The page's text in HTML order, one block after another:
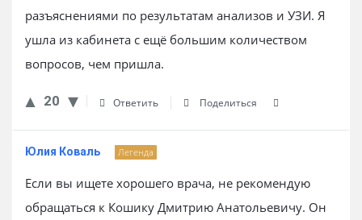
разъяснениями по результатам анализов и УЗИ. Я
ушла из кабинета с ещё большим количеством
вопросов, чем пришла.
20 Ответить Поделиться
Юлия Коваль Легенда
Если вы ищете хорошего врача, не рекомендую
обращаться к Кошику Дмитрию Анатольевичу. Он